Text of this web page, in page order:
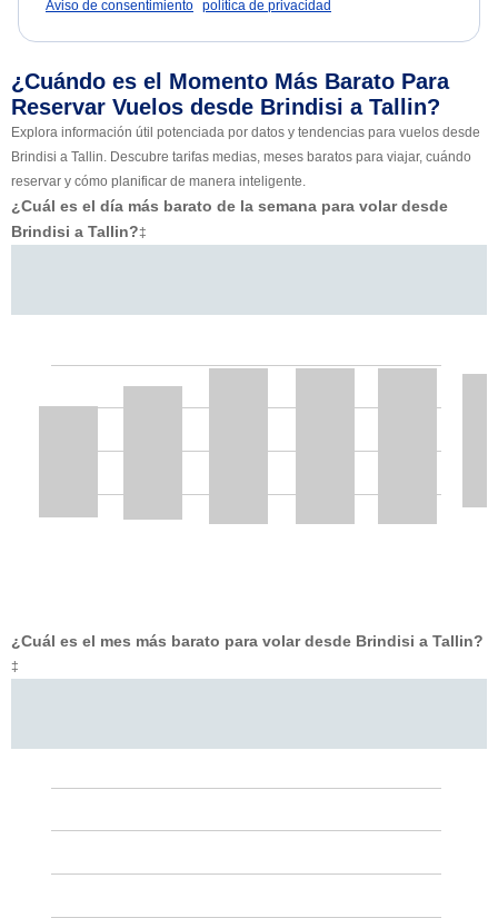
Aviso de consentimiento política de privacidad
¿Cuándo es el Momento Más Barato Para
Reservar Vuelos desde Brindisi a Tallin?
Explora información útil potenciada por datos y tendencias para vuelos desde
Brindisi a Tallin. Descubre tarifas medias, meses baratos para viajar, cuándo
reservar y cómo planificar de manera inteligente.
¿Cuál es el día más barato de la semana para volar desde
Brindisi a Tallin?‡
¿Cuál es el mes más barato para volar desde Brindisi a Tallin?
‡